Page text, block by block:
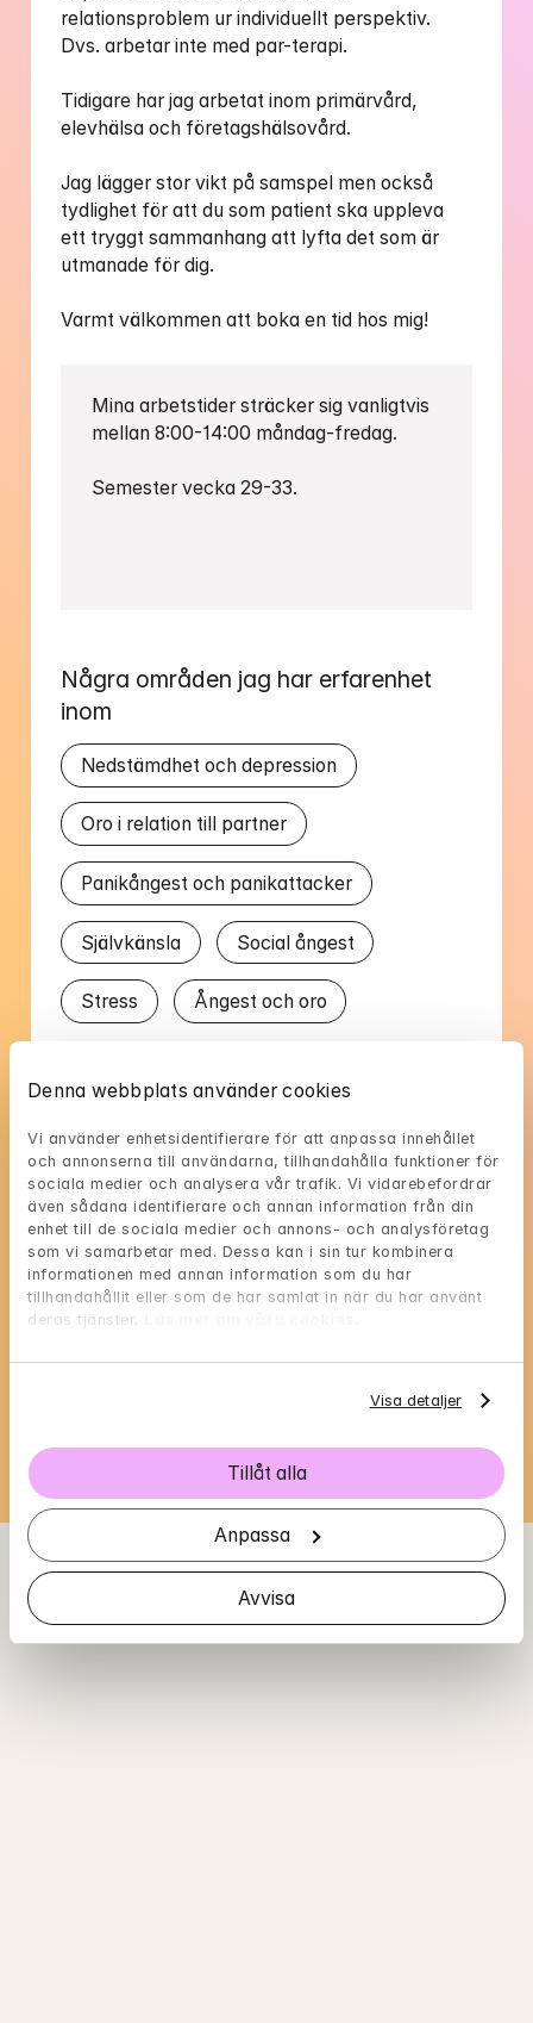
Denna webbplats använder cookies
Vi använder enhetsidentifierare för att anpassa innehållet
och annonserna till användarna, tillhandahålla funktioner för
sociala medier och analysera vår trafik. Vi vidarebefordrar
även sådana identifierare och annan information från din
enhet till de sociala medier och annons- och analysföretag
som vi samarbetar med. Dessa kan i sin tur kombinera
informationen med annan information som du har
tillhandahållit eller som de har samlat in när du har använt
deras tjänster.
Visa detaljer
Tillåt alla
Anpassa
Avvisa
relationsproblem ur individuellt perspektiv.
Dvs. arbetar inte med par-terapi.
Tidigare har jag arbetat inom primärvård,
elevhälsa och företagshälsovård.
Jag lägger stor vikt på samspel men också
tydlighet för att du som patient ska uppleva
ett tryggt sammanhang att lyfta det som är
utmanade för dig.
Varmt välkommen att boka en tid hos mig!
Mina arbetstider sträcker sig vanligtvis
mellan 8:00-14:00 måndag-fredag.
Semester vecka 29-33.
Några områden jag har erfarenhet
inom
Nedstämdhet och depression
Oro i relation till partner
Panikångest och panikattacker
Självkänsla Social ångest
Stress Ångest och oro
Talat språk
Svenska
Maries tillgänglighet
Välj en tid som passar dig, och reservera med
BankID i nästa steg